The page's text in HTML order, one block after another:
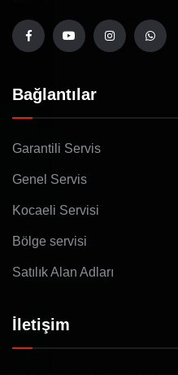
Bağlantılar
Garantili Servis
Genel Servis
Kocaeli Servisi
Bölge servisi
Satılık Alan Adları
İletişim